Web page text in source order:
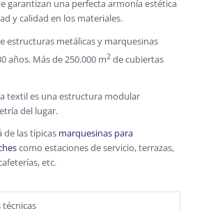
garantizan una perfecta armonía estética
y calidad en los materiales.
estructuras metálicas y marquesinas
años. Más de 250.000 m2de cubiertas
textil es una estructura modular
del lugar.
de las típicas marquesinas para
como estaciones de servicio, terrazas,
etc.
técnicas